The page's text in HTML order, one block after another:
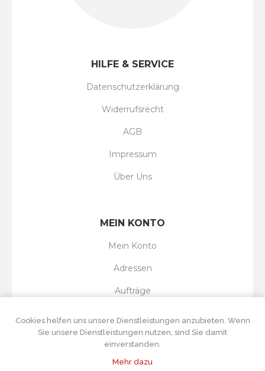
HILFE & SERVICE
Datenschutzerklärung
Widerrufsrecht
AGB
Impressum
Über Uns
MEIN KONTO
Mein Konto
Adressen
Aufträge
Cookies helfen uns unsere Dienstleistungen anzubieten. Wenn
Sie unsere Dienstleistungen nutzen, sind Sie damit
einverstanden.
Mehr dazu